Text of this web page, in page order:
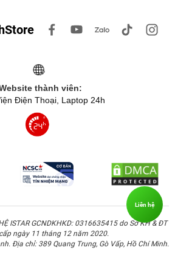
thành viên:
Điện Thoại, Laptop 24h
ISTAR GCNDKHKD: 0316635415 do Sở KH & ĐT
cấp ngày 11 tháng 12 năm 2020.
Địa chỉ: 389 Quang Trung, Gò Vấp, Hồ Chí Minh.
Liên hệ